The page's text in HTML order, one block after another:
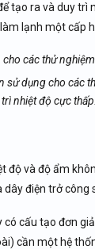
tạo ra và duy
lạnh một cấp
cho các thử
sử dụng cho các
nhiệt độ cực thấp.
và độ ẩm
điện trở
cấu tạo đơn
cần một hệ